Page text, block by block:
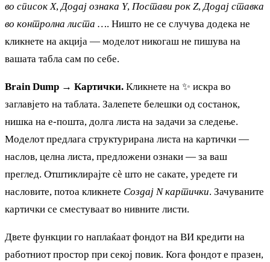
во список X,Додај ознака Y, Постави рок Z,Додај ставка
во контролна листа …. Ништо не се случува додека не
кликнете на акција — моделот никогаш не пишува на
вашата табла сам по себе.
Brain Dump → Картички. Кликнете на ✨ искра во
заглавјето на таблата. Залепете белешки од состанок,
нишка на е-пошта, долга листа на задачи за следење.
Моделот предлага структурирана листа на картички —
наслов, целна листа, предложени ознаки — за ваш
преглед. Отштиклирајте сè што не сакате, уредете ги
насловите, потоа кликнете Создај N картички. Зачуваните
картички се сместуваат во нивните листи.
Двете функции го наплаќаат фондот на ВИ кредити на
работниот простор при секој повик. Кога фондот е празен,